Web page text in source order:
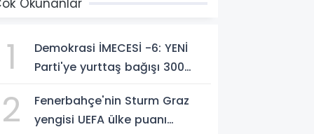
Okunanlar
1
Demokrasi İMECESİ -6: YENİ
Parti'ye yurttaş bağışı 300
2
Fenerbahçe'nin Sturm Graz
yengisi UEFA ülke puanı